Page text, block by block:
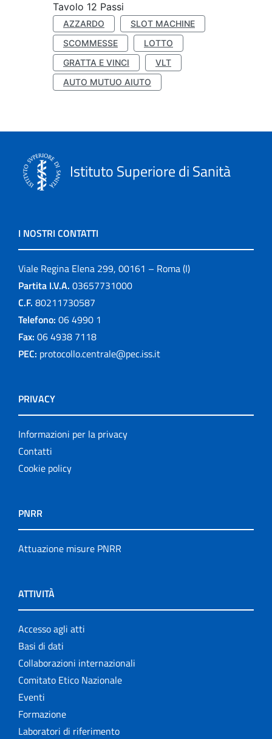
Tavolo 12 Passi
AZZARDO
SLOT MACHINE
SCOMMESSE
LOTTO
GRATTA E VINCI
VLT
AUTO MUTUO AIUTO
Istituto Superiore di Sanità
I NOSTRI CONTATTI
Viale Regina Elena 299, 00161 – Roma (I)
Partita I.V.A. 03657731000
C.F. 80211730587
Telefono: 06 4990 1
Fax: 06 4938 7118
PEC: protocollo.centrale@pec.iss.it
PRIVACY
Informazioni per la privacy
Contatti
Cookie policy
PNRR
Attuazione misure PNRR
ATTIVITÀ
Accesso agli atti
Basi di dati
Collaborazioni internazionali
Comitato Etico Nazionale
Eventi
Formazione
Laboratori di riferimento